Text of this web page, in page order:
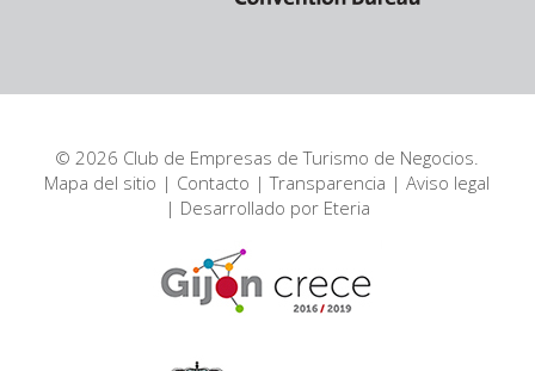
© 2026 Club de Empresas de Turismo de Negocios.
Mapa del sitio | Contacto |Transparencia |Aviso legal
| Desarrollado por Eteria